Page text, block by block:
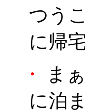
つう
に帰
・
ま
に泊